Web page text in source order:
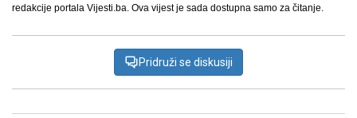
redakcije portala Vijesti.ba. Ova vijest je sada dostupna samo za čitanje.
Pridruži se diskusiji